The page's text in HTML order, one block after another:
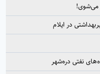
می‌شوی!
نفتی دره‌شهر